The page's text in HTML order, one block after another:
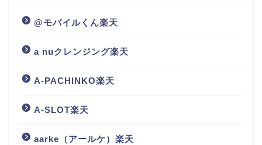
@モバイルくん楽天
a nuクレンジング楽天
A-PACHINKO楽天
A-SLOT楽天
aarke（アールケ）楽天